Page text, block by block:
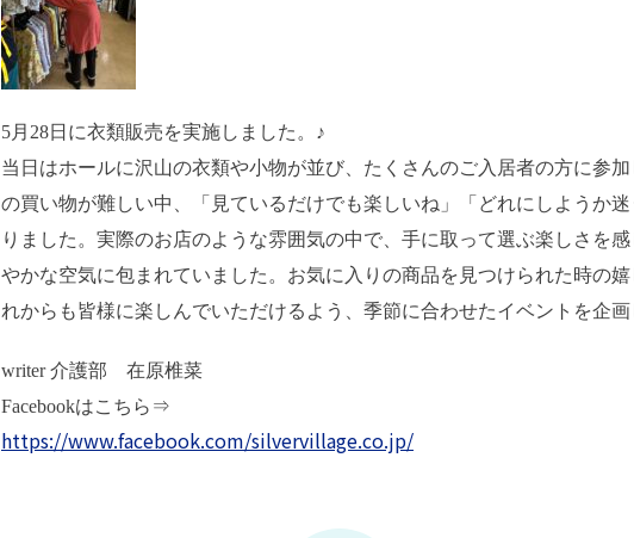
5月28日に衣類販売を実施しました。♪
当日はホールに沢山の衣類や小物が並び、たくさんのご入居者の方に参
の買い物が難しい中、「見ているだけでも楽しいね」「どれにしようか
りました。実際のお店のような雰囲気の中で、手に取って選ぶ楽しさを
やかな空気に包まれていました。お気に入りの商品を見つけられた時の
れからも皆様に楽しんでいただけるよう、季節に合わせたイベントを企
writer 介護部 在原椎菜
Facebookはこちら⇒
https://www.facebook.com/silvervillage.co.jp/